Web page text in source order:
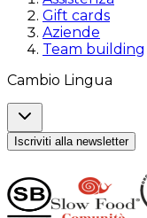
Gift cards
Aziende
Team building
Cambio Lingua
Iscriviti alla newsletter